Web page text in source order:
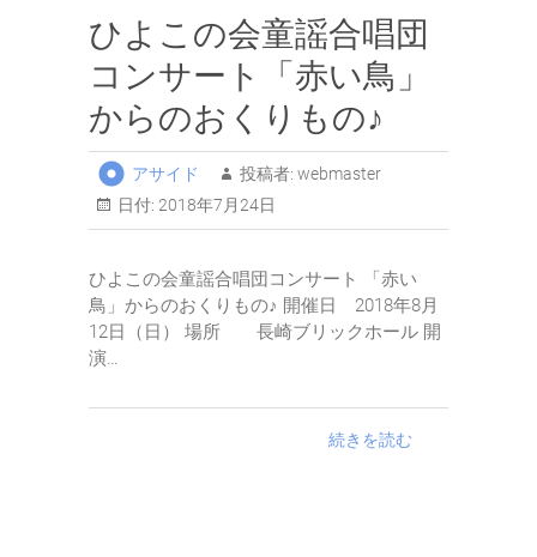
ひよこの会童謡合唱団
コンサート「赤い鳥」
からのおくりもの♪
アサイド 投稿者: webmaster
日付: 2018年7月24日
ひよこの会童謡合唱団コンサート 「赤い
鳥」からのおくりもの♪ 開催日 2018年8月
12日（日） 場所 長崎ブリックホール 開
演…
続きを読む